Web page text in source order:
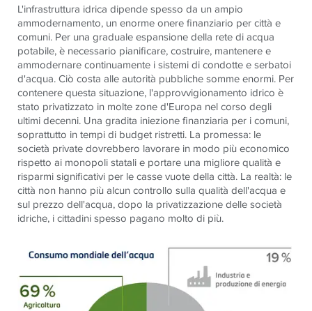
L'infrastruttura idrica dipende spesso da un ampio
ammodernamento, un enorme onere finanziario per città e
comuni. Per una graduale espansione della rete di acqua
potabile, è necessario pianificare, costruire, mantenere e
ammodernare continuamente i sistemi di condotte e serbatoi
d'acqua. Ciò costa alle autorità pubbliche somme enormi. Per
contenere questa situazione, l'approvvigionamento idrico è
stato privatizzato in molte zone d'Europa nel corso degli
ultimi decenni. Una gradita iniezione finanziaria per i comuni,
soprattutto in tempi di budget ristretti. La promessa: le
società private dovrebbero lavorare in modo più economico
rispetto ai monopoli statali e portare una migliore qualità e
risparmi significativi per le casse vuote della città. La realtà: le
città non hanno più alcun controllo sulla qualità dell'acqua e
sul prezzo dell'acqua, dopo la privatizzazione delle società
idriche, i cittadini spesso pagano molto di più.